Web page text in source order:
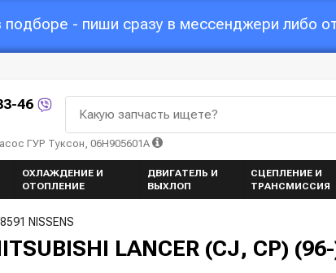
- пиши сразу в мессенджери либо
46
Какую запчасть ищете?
ГУР Туксон, 06H905601A
ОХЛАЖДЕНИЕ И
ОТОПЛЕНИЕ
ДВИГАТЕЛЬ И
ВЫХЛОП
СЦЕПЛЕНИЕ И
ТРАНСМИССИЯ
NISSENS
LANCER (CJ, CP)